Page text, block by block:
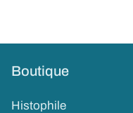
Boutique
Histophile